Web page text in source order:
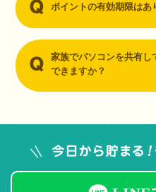
ポイントの有効期限はあ
家族でパソコンを共有し
できますか？